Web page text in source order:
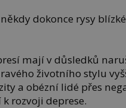
dokonce rysy
mají v důsledků
životního stylu
a obézní lidé přes
rozvoji deprese.